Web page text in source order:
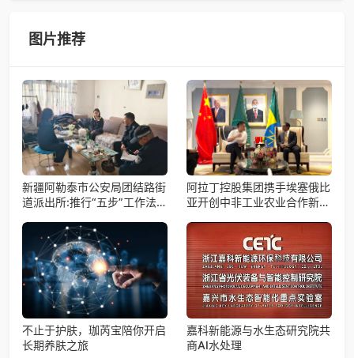
果。据中国科学院微小卫星
图片推荐
新疆阿勒泰市公安局团结路街
道派出所:推行“五步”工作法
阿拉丁控股集团携手埃塞俄比
亚开创中非工业农业合作新篇
不止于护肤，珈芮宝陪你开启
长期养肤之旅
嘉科新能源与水生态研究院共
商AI水处理